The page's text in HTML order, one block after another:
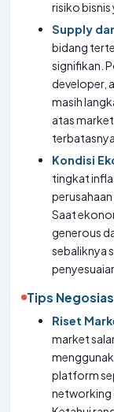
risiko bisnis
Supply
bidang
signifikan.
developer,
masih
atas
Kondisi
tingkat
Saat
generous
sebaliknya
Tips
Riset
market
platform
networking